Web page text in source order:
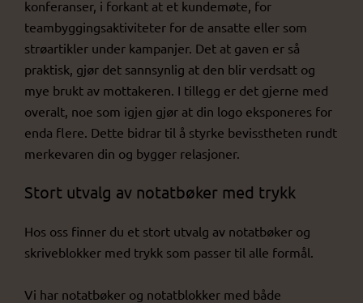
konferanser, i forkant at et kundemøte, for
teambyggingsaktiviteter for de ansatte eller som
strøartikler under kampanjer. Det at gaven er så
praktisk, gjør det sannsynlig at den blir verdsatt og
mye brukt av mottakeren. I tillegg er det gjerne med
overalt, noe som igjen gjør at din logo eksponeres for
enda flere. Dette bidrar til å styrke bevisstheten rundt
merkevaren din og bygger relasjoner.
Stort utvalg av notatbøker med trykk
Hos oss finner du et stort utvalg av notatbøker og
skriveblokker med trykk som passer til alle formål.
Vi har notatbøker og notatblokker med både